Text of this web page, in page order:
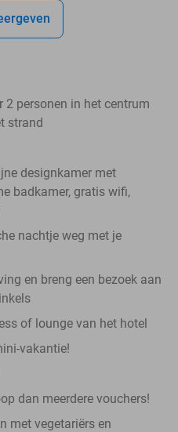
2 personen in het centrum
strand
designkamer met
badkamer, gratis wifi,
nachtje weg met je
en breng een bezoek aan
of lounge van het hotel
vakantie!
dan meerdere vouchers!
met vegetariërs en